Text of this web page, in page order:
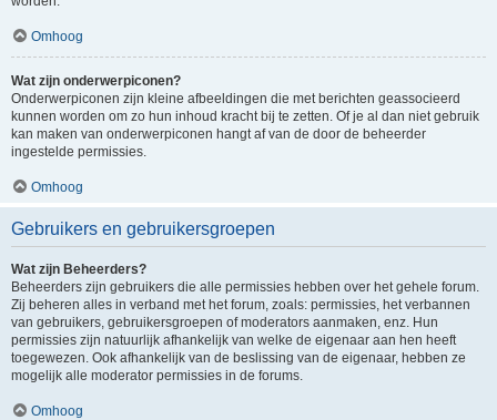
Omhoog
Wat zijn onderwerpiconen?
Onderwerpiconen zijn kleine afbeeldingen die met berichten geassocieerd
kunnen worden om zo hun inhoud kracht bij te zetten. Of je al dan niet gebruik
kan maken van onderwerpiconen hangt af van de door de beheerder
ingestelde permissies.
Omhoog
Gebruikers en gebruikersgroepen
Wat zijn Beheerders?
Beheerders zijn gebruikers die alle permissies hebben over het gehele forum.
Zij beheren alles in verband met het forum, zoals: permissies, het verbannen
van gebruikers, gebruikersgroepen of moderators aanmaken, enz. Hun
permissies zijn natuurlijk afhankelijk van welke de eigenaar aan hen heeft
toegewezen. Ook afhankelijk van de beslissing van de eigenaar, hebben ze
mogelijk alle moderator permissies in de forums.
Omhoog